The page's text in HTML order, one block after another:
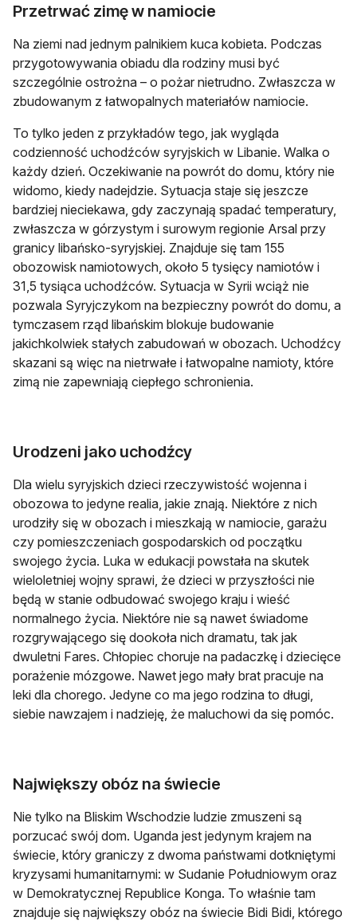
Przetrwać zimę w namiocie
Na ziemi nad jednym palnikiem kuca kobieta. Podczas
przygotowywania obiadu dla rodziny musi być
szczególnie ostrożna – o pożar nietrudno. Zwłaszcza w
zbudowanym z łatwopalnych materiałów namiocie.
To tylko jeden z przykładów tego, jak wygląda
codzienność uchodźców syryjskich w Libanie. Walka o
każdy dzień. Oczekiwanie na powrót do domu, który nie
widomo, kiedy nadejdzie. Sytuacja staje się jeszcze
bardziej nieciekawa, gdy zaczynają spadać temperatury,
zwłaszcza w górzystym i surowym regionie Arsal przy
granicy libańsko-syryjskiej. Znajduje się tam 155
obozowisk namiotowych, około 5 tysięcy namiotów i
31,5 tysiąca uchodźców. Sytuacja w Syrii wciąż nie
pozwala Syryjczykom na bezpieczny powrót do domu, a
tymczasem rząd libańskim blokuje budowanie
jakichkolwiek stałych zabudowań w obozach. Uchodźcy
skazani są więc na nietrwałe i łatwopalne namioty, które
zimą nie zapewniają ciepłego schronienia.
Urodzeni jako uchodźcy
Dla wielu syryjskich dzieci rzeczywistość wojenna i
obozowa to jedyne realia, jakie znają. Niektóre z nich
urodziły się w obozach i mieszkają w namiocie, garażu
czy pomieszczeniach gospodarskich od początku
swojego życia. Luka w edukacji powstała na skutek
wieloletniej wojny sprawi, że dzieci w przyszłości nie
będą w stanie odbudować swojego kraju i wieść
normalnego życia. Niektóre nie są nawet świadome
rozgrywającego się dookoła nich dramatu, tak jak
dwuletni Fares. Chłopiec choruje na padaczkę i dziecięce
porażenie mózgowe. Nawet jego mały brat pracuje na
leki dla chorego. Jedyne co ma jego rodzina to długi,
siebie nawzajem i nadzieję, że maluchowi da się pomóc.
Największy obóz na świecie
Nie tylko na Bliskim Wschodzie ludzie zmuszeni są
porzucać swój dom. Uganda jest jedynym krajem na
świecie, który graniczy z dwoma państwami dotkniętymi
kryzysami humanitarnymi: w Sudanie Południowym oraz
w Demokratycznej Republice Konga. To właśnie tam
znajduje się największy obóz na świecie Bidi Bidi, którego